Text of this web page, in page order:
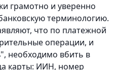
грамотно и уверенно
терминологию.
что по платежной
операции, и
необходимо вбить в
карты: ИИН, номер